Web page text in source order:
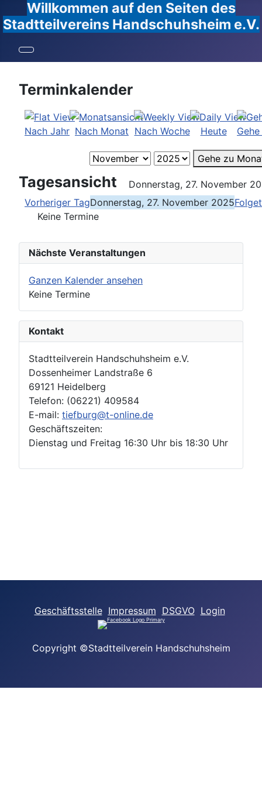
Willkommen auf den Seiten des
Stadtteilvereins Handschuhsheim e.V.
Terminkalender
Nach Jahr Nach Monat Nach Woche Heute
Gehe zu
Tagesansicht
Donnerstag, 27. November
Vorheriger TagDonnerstag, 27. November 2025
Keine Termine
Nächste Veranstaltungen
Ganzen Kalender ansehen
Keine Termine
Kontakt
Stadtteilverein Handschuhsheim e.V.
Dossenheimer Landstraße 6
69121 Heidelberg
Telefon: (06221) 409584
E-mail: tiefburg@t-online.de
Geschäftszeiten:
Dienstag und Freitag 16:30 Uhr bis 18:30 Uhr
Geschäftsstelle Impressum DSGVO Login
Copyright ©Stadtteilverein Handschuhsheim